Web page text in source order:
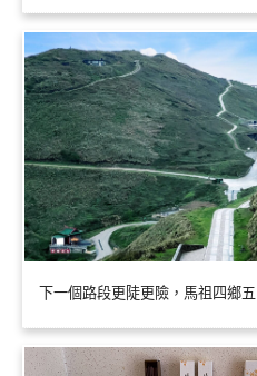
下一個路段更陡更險，馬祖四鄉